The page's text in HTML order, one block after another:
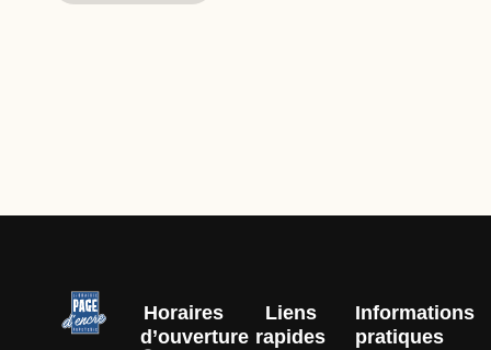
Horaires
d’ouverture
Liens
rapides
Informations
pratiques